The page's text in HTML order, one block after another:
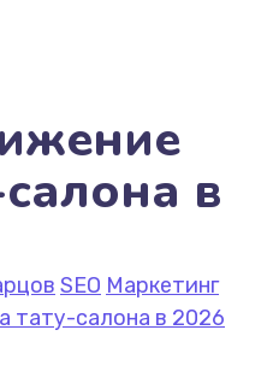
в
SEO Маркетинг